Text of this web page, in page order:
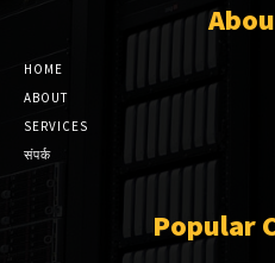
HOME
ABOUT
SERVICES
संपर्क
Popular